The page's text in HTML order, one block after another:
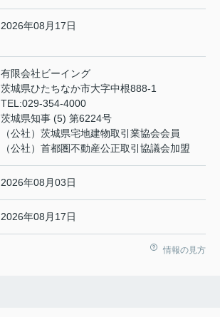
2026年08月17日
有限会社ビーイング
茨城県ひたちなか市大字中根888-1
TEL:029-354-4000
茨城県知事 (5) 第6224号
（公社）茨城県宅地建物取引業協会会員
（公社）首都圏不動産公正取引協議会加盟
2026年08月03日
2026年08月17日
情報の見方